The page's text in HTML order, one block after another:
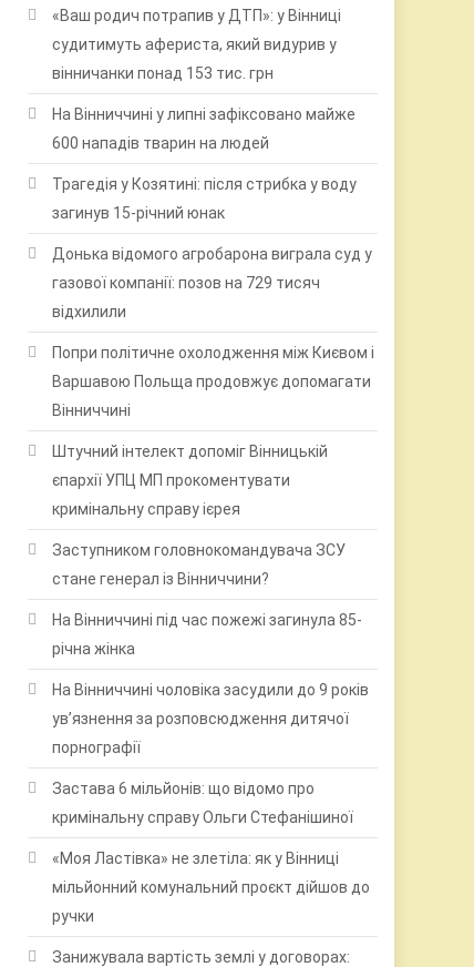
«Ваш родич потрапив у ДТП»: у Вінниці
судитимуть афериста, який видурив у
вінничанки понад 153 тис. грн
На Вінниччині у липні зафіксовано майже
600 нападів тварин на людей
Трагедія у Козятині: після стрибка у воду
загинув 15-річний юнак
Донька відомого агробарона виграла суд у
газової компанії: позов на 729 тисяч
відхилили
Попри політичне охолодження між Києвом і
Варшавою Польща продовжує допомагати
Вінниччині
Штучний інтелект допоміг Вінницькій
єпархії УПЦ МП прокоментувати
кримінальну справу ієрея
Заступником головнокомандувача ЗСУ
стане генерал із Вінниччини?
На Вінниччині під час пожежі загинула 85-
річна жінка
На Вінниччині чоловіка засудили до 9 років
ув’язнення за розповсюдження дитячої
порнографії
Застава 6 мільйонів: що відомо про
кримінальну справу Ольги Стефанішиної
«Моя Ластівка» не злетіла: як у Вінниці
мільйонний комунальний проєкт дійшов до
ручки
Занижувала вартість землі у договорах: